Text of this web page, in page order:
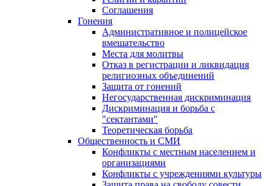
Соглашения
Гонения
Административное и полицейское
вмешательство
Места для молитвы
Отказ в регистрации и ликвидация
религиозных объединений
Защита от гонений
Негосударственная дискриминация
Дискриминация и борьба с
"сектантами"
Теоретическая борьба
Общественность и СМИ
Конфликты с местным населением и
организациями
Конфликты с учреждениями культуры